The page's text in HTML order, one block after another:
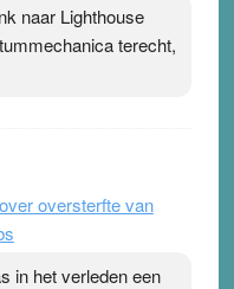
naar Lighthouse
terecht,
oversterfte van
in het verleden een